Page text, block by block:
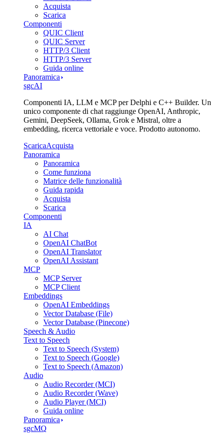
Acquista
Scarica
Componenti
QUIC Client
QUIC Server
HTTP/3 Client
HTTP/3 Server
Guida online
Panoramica
sgcAI
Componenti IA, LLM e MCP per Delphi e C++ Builder. Un
unico componente di chat raggiunge OpenAI, Anthropic,
Gemini, DeepSeek, Ollama, Grok e Mistral, oltre a
embedding, ricerca vettoriale e voce. Prodotto autonomo.
ScaricaAcquista
Panoramica
Panoramica
Come funziona
Matrice delle funzionalità
Guida rapida
Acquista
Scarica
Componenti
IA
AI Chat
OpenAI ChatBot
OpenAI Translator
OpenAI Assistant
MCP
MCP Server
MCP Client
Embeddings
OpenAI Embeddings
Vector Database (File)
Vector Database (Pinecone)
Speech & Audio
Text to Speech
Text to Speech (System)
Text to Speech (Google)
Text to Speech (Amazon)
Audio
Audio Recorder (MCI)
Audio Recorder (Wave)
Audio Player (MCI)
Guida online
Panoramica
sgcMQ